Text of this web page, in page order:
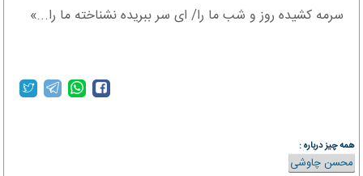
سرمه کشیده روز و شب ما را/ ای سر ببریده نشناخته ما را...»
همه چیز درباره :
محسن چاوشی